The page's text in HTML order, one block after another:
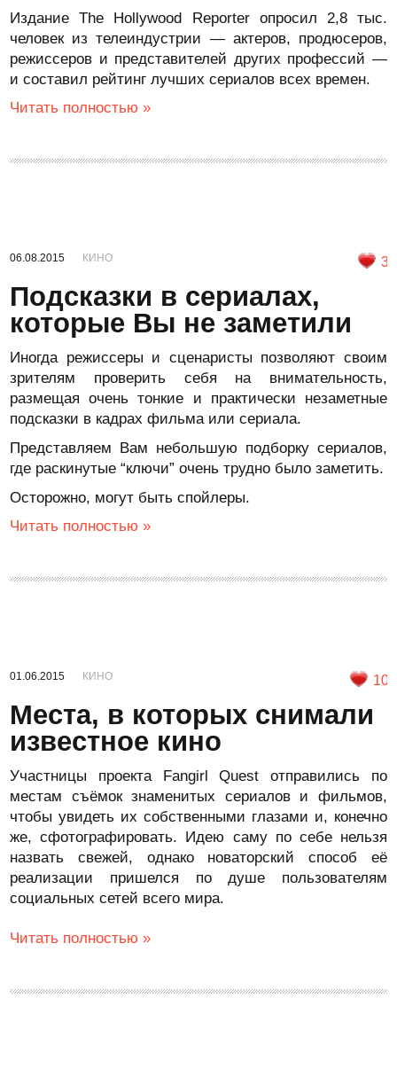
Издание The Hollywood Reporter опросил 2,8 тыс.
человек из телеиндустрии — актеров, продюсеров,
режиссеров и представителей других профессий —
и составил рейтинг лучших сериалов всех времен.
Читать полностью »
06.08.2015 КИНО 3
Подсказки в сериалах,
которые Вы не заметили
Иногда режиссеры и сценаристы позволяют своим
зрителям проверить себя на внимательность,
размещая очень тонкие и практически незаметные
подсказки в кадрах фильма или сериала.
Представляем Вам небольшую подборку сериалов,
где раскинутые “ключи” очень трудно было заметить.
Осторожно, могут быть спойлеры.
Читать полностью »
01.06.2015 КИНО 10
Места, в которых снимали
известное кино
Участницы проекта Fangirl Quest отправились по
местам съёмок знаменитых сериалов и фильмов,
чтобы увидеть их собственными глазами и, конечно
же, сфотографировать. Идею саму по себе нельзя
назвать свежей, однако новаторский способ её
реализации пришелся по душе пользователям
социальных сетей всего мира.
Читать полностью »